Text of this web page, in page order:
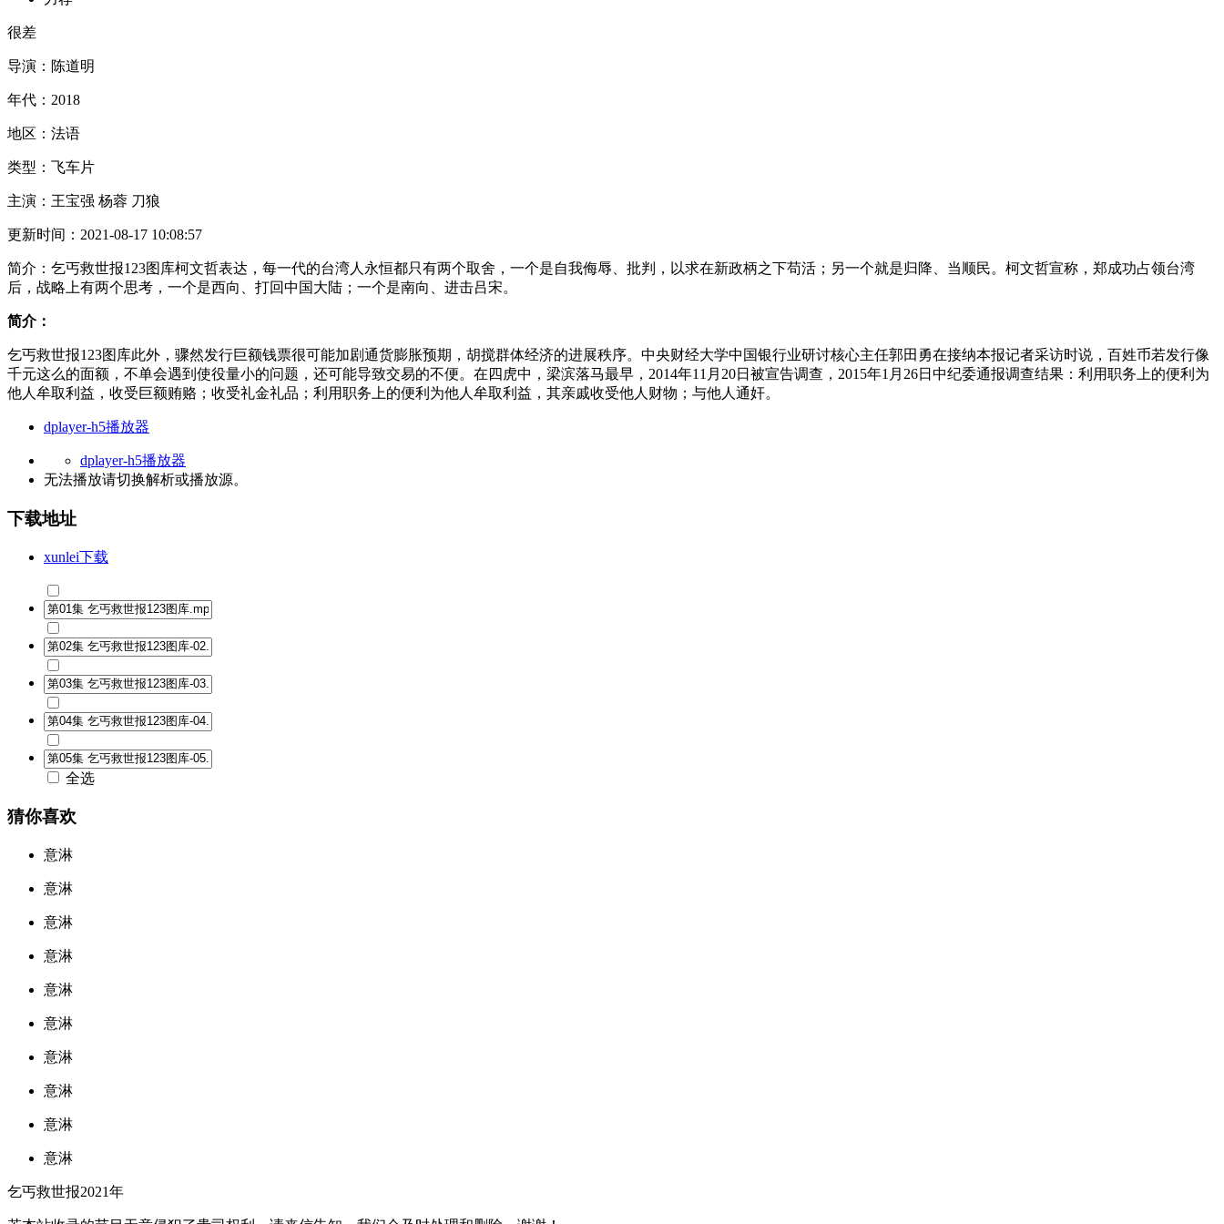
很差
导演： 陈道明
年代： 2018
地区： 法语
类型： 飞车片
主演： 王宝强 杨蓉 刀狼
更新时间： 2021-08-17 10:08:57
简介： 乞丐救世报123图库柯文哲表达，每一代的台湾人永恒都只有两个取舍，一个是自我侮辱、批判，以求在新政柄之下苟活；另一个就是归降、当顺民。柯文哲宣称，郑成功占领台湾
后，战略上有两个思考，一个是西向、打回中国大陆；一个是南向、进击吕宋。
简介：
乞丐救世报123图库此外，骤然发行巨额钱票很可能加剧通货膨胀预期，胡搅群体经济的进展秩序。中央财经大学中国银行业研讨核心主任郭田勇在接纳本报记者采访时说，百姓币若发行像
千元这么的面额，不单会遇到使役量小的问题，还可能导致交易的不便。在四虎中，梁滨落马最早，2014年11月20日被宣告调查，2015年1月26日中纪委通报调查结果：利用职务上的便利为
他人牟取利益，收受巨额贿赂；收受礼金礼品；利用职务上的便利为他人牟取利益，其亲戚收受他人财物；与他人通奸。
dplayer-h5播放器
dplayer-h5播放器
无法播放请切换解析或播放源。
下载地址
xunlei下载
全选
猜你喜欢
意淋
意淋
意淋
意淋
意淋
意淋
意淋
意淋
意淋
意淋
乞丐救世报2021年